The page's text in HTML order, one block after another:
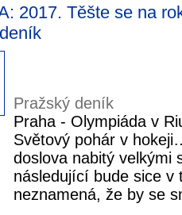
2017. Těšte se na
Pražský deník
Praha - Olympiáda v
Světový pohár v
doslova nabitý velkými
následující bude sice v
neznamená, že by se